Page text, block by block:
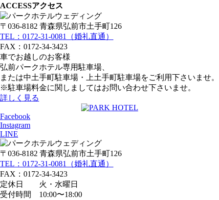
ACCESSアクセス
〒036-8182 青森県弘前市土手町126
TEL：0172-31-0081（婚礼直通）
FAX：0172-34-3423
車でお越しのお客様
弘前パークホテル専用駐車場、
または中土手町駐車場・上土手町駐車場をご利用下さいませ。
※駐車場料金に関しましてはお問い合わせ下さいませ。
詳しく見る
Facebook
Instagram
LINE
〒036-8182 青森県弘前市土手町126
TEL：0172-31-0081（婚礼直通）
FAX：0172-34-3423
定休日 火・水曜日
受付時間 10:00〜18:00